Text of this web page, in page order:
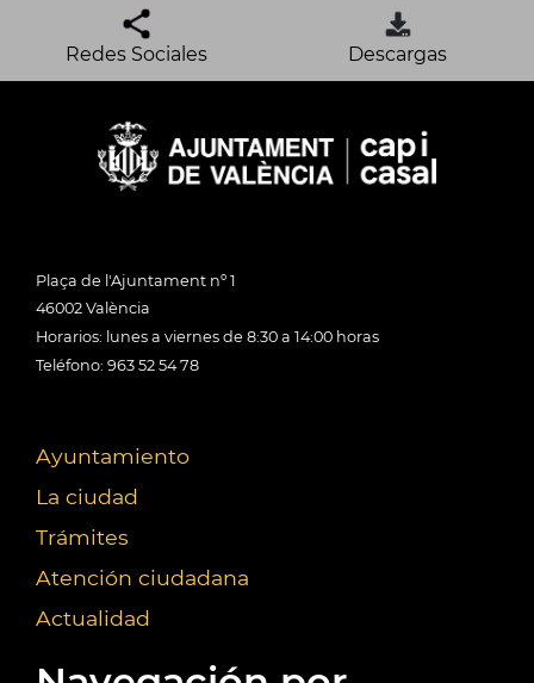
Redes Sociales Descargas
Plaça de l'Ajuntament nº 1
46002 València
Horarios: lunes a viernes de 8:30 a 14:00 horas
Teléfono: 963 52 54 78
Ayuntamiento
La ciudad
Trámites
Atención ciudadana
Actualidad